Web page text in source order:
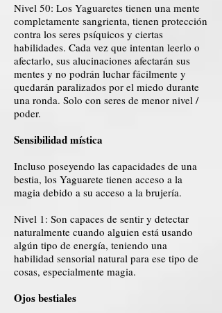
Nivel 50: Los Yaguaretes tienen una mente
completamente sangrienta, tienen protección
contra los seres psíquicos y ciertas
habilidades. Cada vez que intentan leerlo o
afectarlo, sus alucinaciones afectarán sus
mentes y no podrán luchar fácilmente y
quedarán paralizados por el miedo durante
una ronda. Solo con seres de menor nivel /
poder.
Sensibilidad mística
Incluso poseyendo las capacidades de una
bestia, los Yaguarete tienen acceso a la
magia debido a su acceso a la brujería.
Nivel 1: Son capaces de sentir y detectar
naturalmente cuando alguien está usando
algún tipo de energía, teniendo una
habilidad sensorial natural para ese tipo de
cosas, especialmente magia.
Ojos bestiales